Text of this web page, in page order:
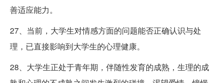
善适应能力。
27、当前，大学生对情感方面的问题能否正确认识与处
理，已直接影响到大学生的心理健康。
28、大学生正处于青年期，伴随性发育的成熟，生理的成